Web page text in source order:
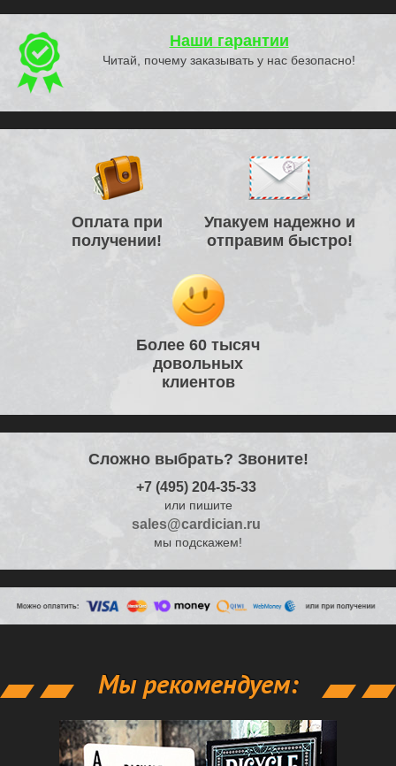
Наши гарантии
Читай, почему заказывать у нас безопасно!
Оплата при
получении!
Упакуем надежно и
отправим быстро!
Более 60 тысяч
довольных
клиентов
Сложно выбрать? Звоните!
+7 (495) 204-35-33
или пишите
sales@cardician.ru
мы подскажем!
Мы рекомендуем: